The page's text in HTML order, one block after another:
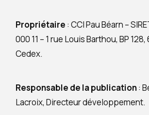
Propriétaire : CCI Pau Béarn –
000 11 – 1 rue Louis Barthou, BP 128,
Cedex.
Responsable de la publication:
Lacroix, Directeur développement.